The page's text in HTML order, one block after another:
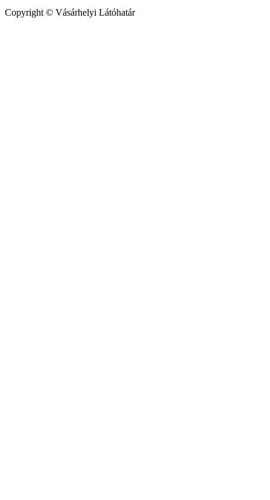
Copyright © Vásárhelyi Látóhatár